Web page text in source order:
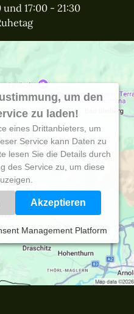
und 17:00 - 21:30
um den
zu laden!
eines Drittanbieters, um
Service kann Daten zu
lesen Sie die Details durch
des Service zu, um diese
Akzeptieren
Management Platform